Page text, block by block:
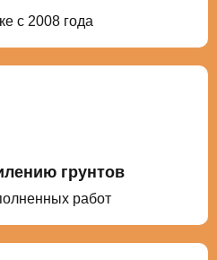
с 2008 года
грунтов
работ